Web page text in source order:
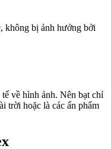
không bị ảnh hưởng bởi
về hình ảnh. Nên bạt chỉ
trời hoặc là các ấn phẩm